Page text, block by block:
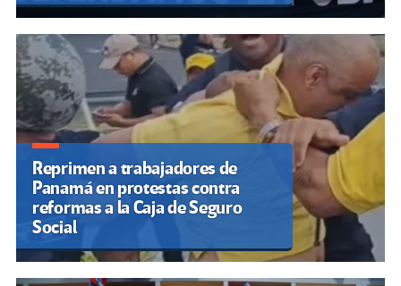
Reprimen a trabajadores de
Panamá en protestas contra
reformas a la Caja de Seguro
Social